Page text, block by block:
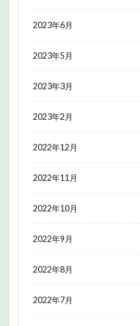
2023年6月
2023年5月
2023年3月
2023年2月
2022年12月
2022年11月
2022年10月
2022年9月
2022年8月
2022年7月